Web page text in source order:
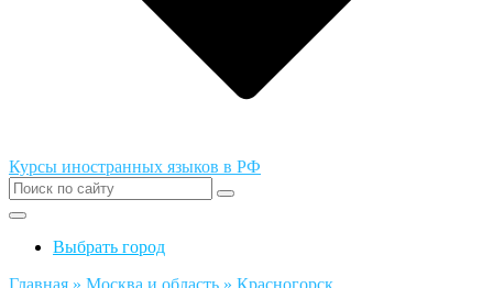
Курсы иностранных языков в РФ
Выбрать город